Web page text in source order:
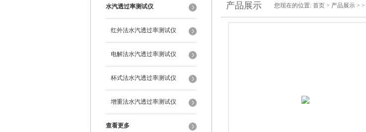
水汽透过率测试仪
红外法水汽透过率测试仪
电解法水汽透过率测试仪
杯式法水汽透过率测试仪
增重法水汽透过率测试仪
查看更多
产品展示 您现在的位置: 首页 > 产品展示 > >